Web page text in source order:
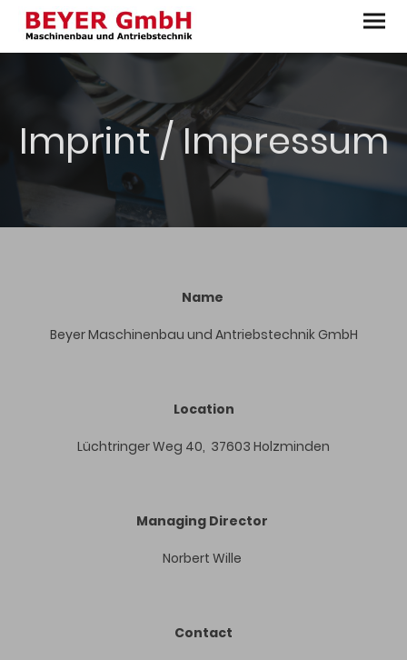
Imprint / Impressum
Name
Beyer Maschinenbau und Antriebstechnik GmbH
Location
Lüchtringer Weg 40, 37603 Holzminden
Managing Director
Norbert Wille
Contact